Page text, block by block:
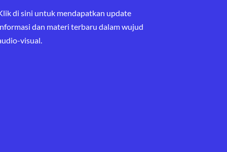
di sini untuk mendapatkan update
dan materi terbaru dalam wujud
visual.